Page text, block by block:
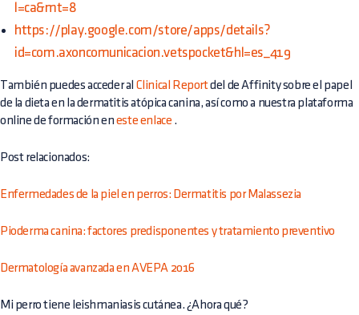
l=ca&mt=8
https://play.google.com/store/apps/details?
id=com.axoncomunicacion.vetspocket&hl=es_419
También puedes acceder al Clinical Reportdel de Affinity sobre el papel
de la dieta en la dermatitis atópica canina, así como a nuestra plataforma
online de formación en este enlace .
Post relacionados:
Enfermedades de la piel en perros: Dermatitis por Malassezia
Pioderma canina: factores predisponentes y tratamiento preventivo
Dermatología avanzada en AVEPA 2016
Mi perro tiene leishmaniasis cutánea. ¿Ahora qué?